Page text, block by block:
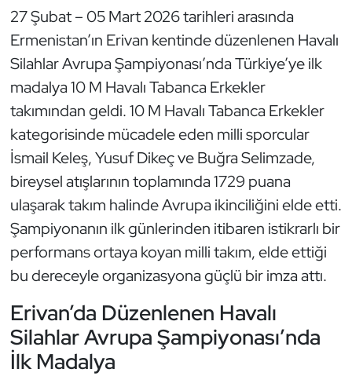
27 Şubat – 05 Mart 2026 tarihleri arasında
Ermenistan’ın Erivan kentinde düzenlenen Havalı
Silahlar Avrupa Şampiyonası’nda Türkiye’ye ilk
madalya 10 M Havalı Tabanca Erkekler
takımından geldi. 10 M Havalı Tabanca Erkekler
kategorisinde mücadele eden milli sporcular
İsmail Keleş, Yusuf Dikeç ve Buğra Selimzade,
bireysel atışlarının toplamında 1729 puana
ulaşarak takım halinde Avrupa ikinciliğini elde etti.
Şampiyonanın ilk günlerinden itibaren istikrarlı bir
performans ortaya koyan milli takım, elde ettiği
bu dereceyle organizasyona güçlü bir imza attı.
Erivan’da Düzenlenen Havalı
Silahlar Avrupa Şampiyonası’nda
İlk Madalya
Golf
Güreş
Halter
Hava Sporları
Hentbol
İşitme Engelli Sporcular
Judo ve Kuraş
Kano ve Rafting
Karate